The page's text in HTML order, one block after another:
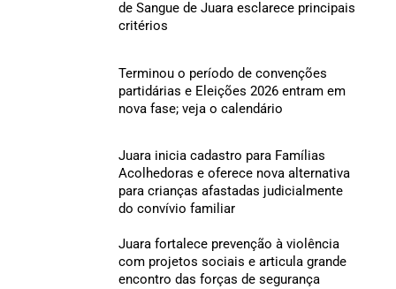
de Sangue de Juara esclarece principais
critérios
Terminou o período de convenções
partidárias e Eleições 2026 entram em
nova fase; veja o calendário
Juara inicia cadastro para Famílias
Acolhedoras e oferece nova alternativa
para crianças afastadas judicialmente
do convívio familiar
Juara fortalece prevenção à violência
com projetos sociais e articula grande
encontro das forças de segurança